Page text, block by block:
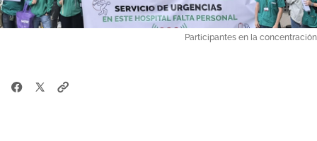
Participantes en la concentración